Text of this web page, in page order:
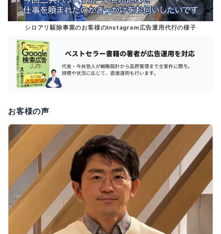
シロアリ駆除事業のお客様のInstagram広告運用代行の様子
お客様の声